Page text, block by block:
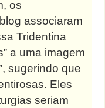
os
associaram
Tridentina
a uma imagem
sugerindo que
Eles
seriam